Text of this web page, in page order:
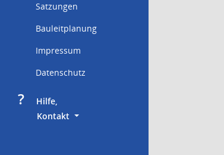
Satzungen
Bauleitplanung
Impressum
Datenschutz
?
     Hilfe,
Kontakt